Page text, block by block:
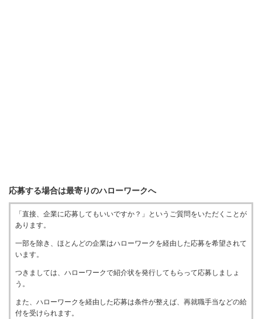
応募する場合は最寄りのハローワークへ
「直接、企業に応募してもいいですか？」というご質問をいただくことが
あります。
一部を除き、ほとんどの企業はハローワークを経由した応募を希望されて
います。
つきましては、ハローワークで紹介状を発行してもらって応募しましょ
う。
また、ハローワークを経由した応募は条件が整えば、再就職手当などの給
付を受けられます。